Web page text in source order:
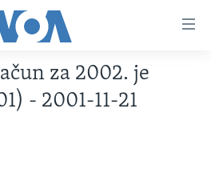
za 2002. je
- 2001-11-21